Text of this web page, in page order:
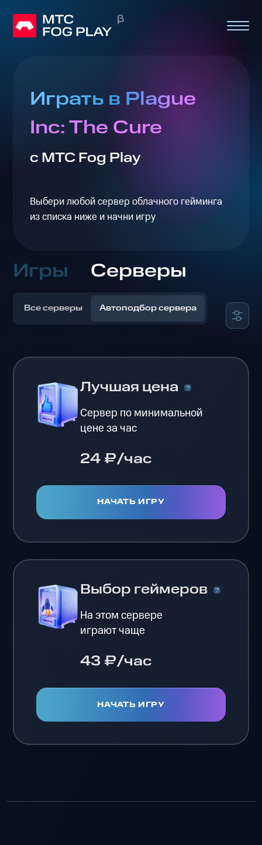
Играть в Plague
Inc: The Cure
с МТС Fog Play
Выбери любой сервер облачного гейминга
из списка ниже и начни игру
Игры Серверы
Все серверы Автоподбор сервера
Лучшая цена
Сервер по минимальной
цене за час
24 ₽/час
НАЧАТЬ ИГРУ
Выбор геймеров
На этом сервере
играют чаще
43 ₽/час
НАЧАТЬ ИГРУ